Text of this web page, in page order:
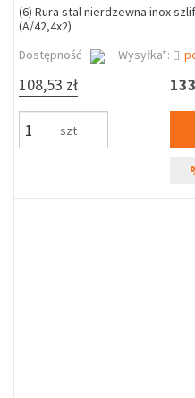
(6) Rura stal nierdzewna inox
(A/42,4x2)
Dostępność
Wysyłka*:
108,53 zł
szt